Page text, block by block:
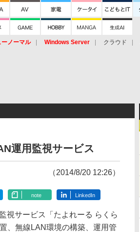
ーノーマル Windows Server クラウド
運用監視サービス
（2014/8/20 12:26）
note LinkedIn
視サービス「たよれーる らくら
、無線LAN環境の構築、運用管